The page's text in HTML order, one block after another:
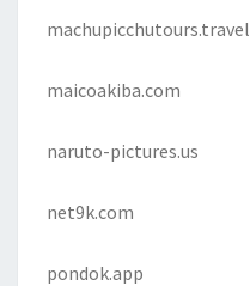
machupicchutours.travel
maicoakiba.com
naruto-pictures.us
net9k.com
pondok.app